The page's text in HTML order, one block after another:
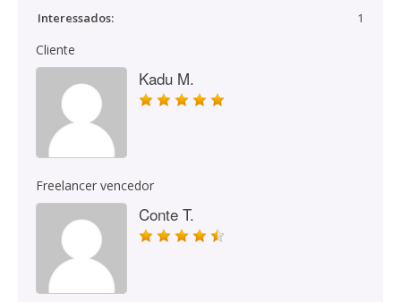
Interessados:
1
Cliente
Kadu M.
Freelancer vencedor
Conte T.